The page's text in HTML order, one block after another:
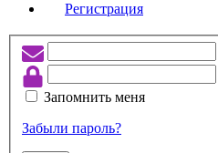
Регистрация
Запомнить меня
Забыли пароль?